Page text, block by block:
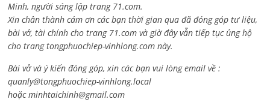
Minh, người sáng lập trang 71.com.
Xin chân thành cám ơn các bạn thời gian qua đã đóng góp tư liệu,
bài vở, tài chính cho trang 71.com và giờ đây vẫn tiếp tục ủng hộ
cho trang tongphuochiep-vinhlong.com này.
Bài vở và ý kiến đóng góp, xin các bạn vui lòng email về :
quanly@tongphuochiep-vinhlong.local
hoặcminhtaichinh@gmail.com